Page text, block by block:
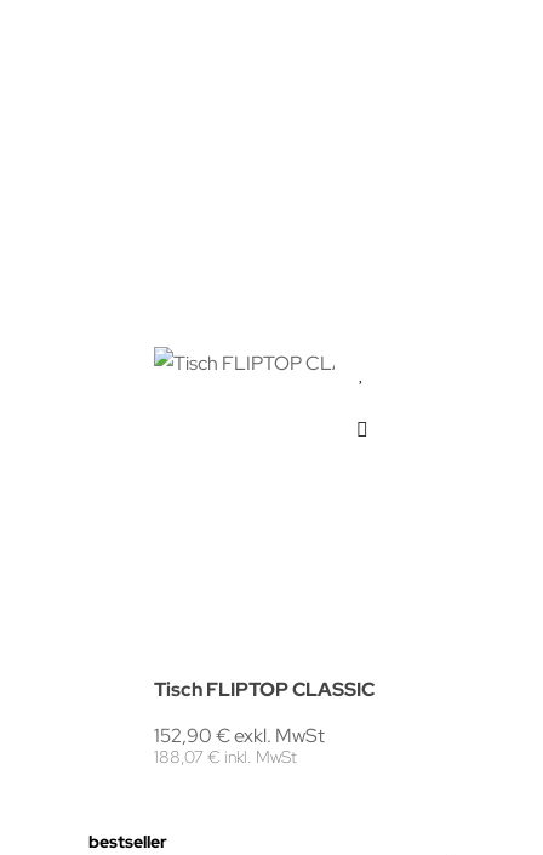
Tisch FLIPTOP CLASSIC
152,90 € exkl. MwSt
188,07 € inkl. MwSt
bestseller